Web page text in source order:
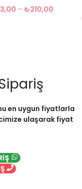
– ₺210,00
en uygun fiyatlarla
ulaşarak fiyat